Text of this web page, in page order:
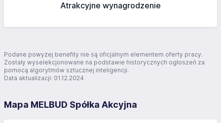
Atrakcyjne wynagrodzenie
Podane powyżej benefity nie są oficjalnym elementem oferty pracy.
Zostały wyselekcjonowane na podstawie historycznych ogłoszeń za
pomocą algorytmów sztucznej inteligencji.
Data aktualizacji: 01.12.2024
Mapa MELBUD Spółka Akcyjna